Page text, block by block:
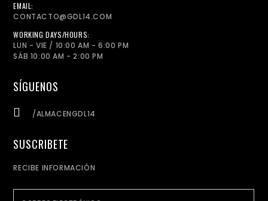
EMAIL:
CONTACTO@GDL14.COM
WORKING DAYS/HOURS:
LUN - VIE / 10:00 AM - 6:00 PM
SÁB 10:00 AM - 2:00 PM
SÍGUENOS
/ALMACENGDL14
SUSCRIBETE
RECIBE INFORMACIÓN